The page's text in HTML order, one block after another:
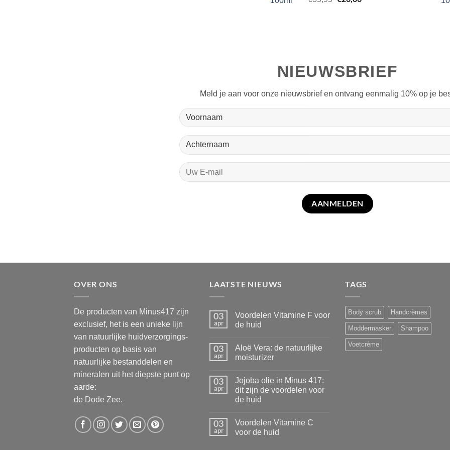
op 5
NIEUWSBRIEF
Meld je aan voor onze nieuwsbrief en ontvang eenmalig 10% op je
OVER ONS
De producten van Minus417 zijn
exclusief, het is een unieke lijn
van natuurlijke huidverzorgings-
producten op basis van
natuurlijke bestanddelen en
mineralen uit het diepste punt op
aarde:
de Dode Zee.
LAATSTE NIEUWS
03
apr
Voordelen Vitamine F voor
de huid
op
Voordelen
Vitamine
de
huid
03
apr
Aloë Vera: de natuurlijke
moisturizer
op
Aloë
Vera:
de
03
apr
Jojoba olie in Minus 417:
dit zijn de voordelen voor
de huid
op
olie
03
apr
Voordelen Vitamine C
voor de huid
TAGS
Body scrub Handcrèmes
Moddermasker Shampoo
Voetcrème